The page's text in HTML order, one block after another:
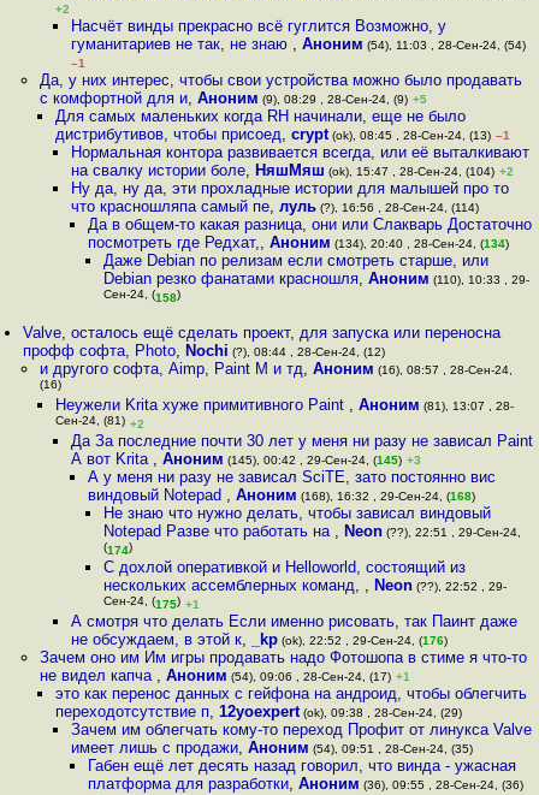
+2
Насчёт винды прекрасно всё гуглится Возможно, у
гуманитариев не так, не знаю ,Аноним (54), 11:03 , 28-Сен-24, (54)
–1
Да, у них интерес, чтобы свои устройства можно было продавать
с комфортной для и, Аноним (9), 08:29 , 28-Сен-24, (9) +5
Для самых маленьких когда RH начинали, еще не было
дистрибутивов, чтобы присоед, crypt(ok), 08:45 , 28-Сен-24, (13) –1
Нормальная контора развивается всегда, или её выталкивают
на свалку истории боле, НяшМяш (ok), 15:47 , 28-Сен-24, (104) +2
Ну да, ну да, эти прохладные истории для малышей про то
что красношляпа самый пе,луль (?), 16:56 , 28-Сен-24, (114)
Да в общем-то какая разница, они или Слакварь Достаточно
посмотреть где Редхат,, Аноним (134), 20:40 , 28-Сен-24, (134)
Даже Debian по релизам если смотреть старше, или
Debian резко фанатами красношля, Аноним (110), 10:33 , 29-
Сен-24, (158)
Valve, осталось ещё сделать проект, для запуска или переносна
профф софта, Photo, Nochi (?), 08:44 , 28-Сен-24, (12)
и другого софта, Aimp, Paint M и тд, Аноним (16), 08:57 , 28-Сен-24,
(16)
Неужели Krita хуже примитивного Paint , Аноним (81), 13:07 , 28-
Сен-24, (81) +2
Да За последние почти 30 лет у меня ни разу не зависал Paint
А вот Krita ,Аноним (145), 00:42 , 29-Сен-24, (145) +3
А у меня ни разу не зависал SciTE, зато постоянно вис
виндовый Notepad , Аноним (168), 16:32 , 29-Сен-24, (168)
Не знаю что нужно делать, чтобы зависал виндовый
Notepad Разве что работать на , Neon(??), 22:51 , 29-Сен-24,
(174)
С дохлой оперативкой и Helloworld, состоящий из
нескольких ассемблерных команд, , Neon(??), 22:52 , 29-
Сен-24, (175) +1
А смотря что делать Если именно рисовать, так Паинт даже
не обсуждаем, в этой к, _kp (ok), 22:52 , 29-Сен-24, (176)
Зачем оно им Им игры продавать надо Фотошопа в стиме я что-то
не видел капча , Аноним (54), 09:06 , 28-Сен-24, (17) +1
это как перенос данных с гейфона на андроид, чтобы облегчить
переходотсутствие п, 12yoexpert(ok), 09:38 , 28-Сен-24, (29)
Зачем им облегчать кому-то переход Профит от линукса Valve
имеет лишь с продажи,Аноним (54), 09:51 , 28-Сен-24, (35)
Габен ещё лет десять назад говорил, что винда - ужасная
платформа для разработки, Аноним (36), 09:55 , 28-Сен-24, (36)